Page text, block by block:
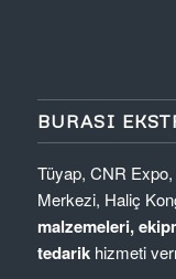
BURASI
Tüyap, CNR Expo,
Merkezi, Haliç
malzemeleri,
tedarikhizmeti